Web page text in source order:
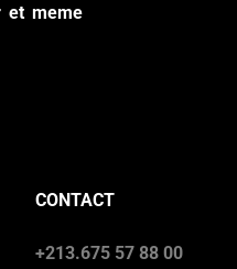
et meme
CONTACT
+213.675 57 88 00